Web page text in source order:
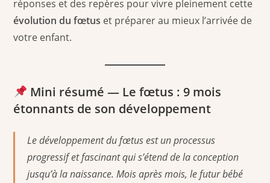
réponses et des repères pour vivre pleinement cette
évolution du fœtus et préparer au mieux l’arrivée de
votre enfant.
Mini résumé — Le fœtus : 9 mois
étonnants de son développement
Le développement du fœtus est un processus
progressif et fascinant qui s’étend de la conception
jusqu’à la naissance. Mois après mois, le futur bébé